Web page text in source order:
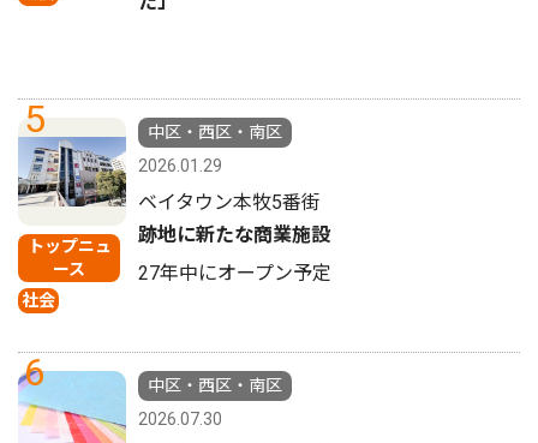
5
トップニュ
ース
社会
中区・西区・南区
2026.01.29
ベイタウン本牧5番街
跡地に新たな商業施設
27年中にオープン予定
6
中区・西区・南区
2026.07.30